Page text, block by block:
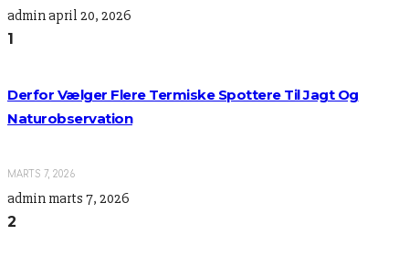
adminapril 20, 2026
1
Derfor Vælger Flere Termiske Spottere Til Jagt Og
Naturobservation
MARTS 7, 2026
admin marts 7, 2026
2